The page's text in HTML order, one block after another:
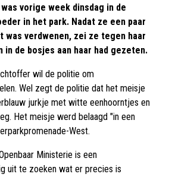
vorige week dinsdag in de
in het park. Nadat ze een paar
was verdwenen, zei ze tegen haar
in de bosjes aan haar had gezeten.
wil de politie om
Wel zegt de politie dat het meisje
jurkje met witte eenhoorntjes en
Het meisje werd belaagd "in een
West.
Ministerie is een
uit te zoeken wat er precies is